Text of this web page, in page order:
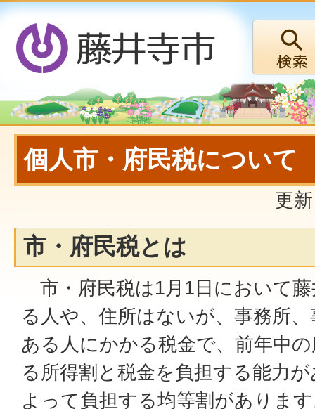
個人市・府民税について
更
市・府民税とは
市・府民税は1月1日において
る人や、住所はないが、事務所
ある人にかかる税金で、前年中
る所得割と税金を負担する能力
よって負担する均等割がありま